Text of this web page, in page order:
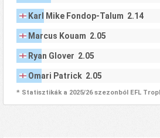
Karl Mike Fondop-Talum 2.14
Marcus Kouam 2.05
Ryan Glover 2.05
Omari Patrick 2.05
* Statisztikák a 2025/26 szezonból EFL